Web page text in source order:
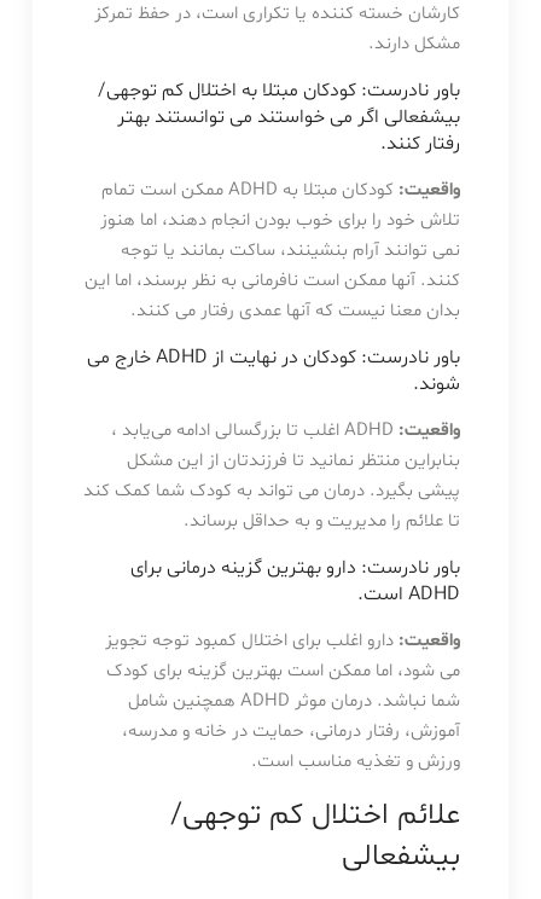
کارشان خسته کننده یا تکراری است، در حفظ تمرکز
مشکل دارند.
باور نادرست: کودکان مبتلا به اختلال کم توجهی/
بیشفعالی اگر می خواستند می توانستند بهتر
رفتار کنند.
واقعیت:
کودکان مبتلا به ADHD ممکن است تمام
تلاش خود را برای خوب بودن انجام دهند، اما هنوز
نمی توانند آرام بنشینند، ساکت بمانند یا توجه
کنند. آنها ممکن است نافرمانی به نظر برسند، اما این
بدان معنا نیست که آنها عمدی رفتار می کنند.
باور نادرست: کودکان در نهایت از ADHD خارج می
شوند.
واقعیت:
ADHD اغلب تا بزرگسالی ادامه می‌یابد ،
بنابراین منتظر نمانید تا فرزندتان از این مشکل
پیشی بگیرد. درمان می تواند به کودک شما کمک کند
تا علائم را مدیریت و به حداقل برساند.
باور نادرست: دارو بهترین گزینه درمانی برای
ADHD است.
واقعیت: دارو اغلب برای اختلال کمبود توجه تجویز
می شود، اما ممکن است بهترین گزینه برای کودک
شما نباشد. درمان موثر ADHD همچنین شامل
آموزش، رفتار درمانی، حمایت در خانه و مدرسه،
ورزش و تغذیه مناسب است.
علائم اختلال کم توجهی/
بیشفعالی